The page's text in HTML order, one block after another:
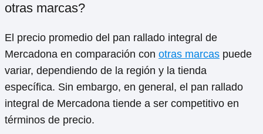
otras marcas?
El precio promedio del pan rallado integral de
Mercadona en comparación con otras marcas puede
variar, dependiendo de la región y la tienda
específica. Sin embargo, en general, el pan rallado
integral de Mercadona tiende a ser competitivo en
términos de precio.